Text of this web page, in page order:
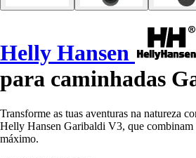
Helly Hansen
para caminhadas
Transforme as tuas aventuras na natureza
Helly Hansen Garibaldi V3, que combinam
máximo.